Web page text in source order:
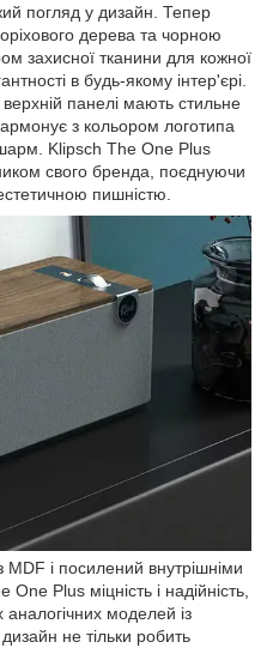
погляд у дизайн. Тепер
дерева та чорною
захисної тканини для кожної
в будь-якому інтер'єрі.
панелі мають стильне
з кольором логотипа
Klipsch The One Plus
свого бренда, поєднуючи
пишністю.
і посилений внутрішніми
Plus міцність і надійність,
аналогічних моделей із
не тільки робить